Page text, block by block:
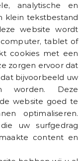
analytische en
klein tekstbestand
website wordt
tablet of
cookies met een
zorgen ervoor dat
bijvoorbeeld uw
worden. Deze
website goed te
optimaliseren.
uw surfgedrag
content en